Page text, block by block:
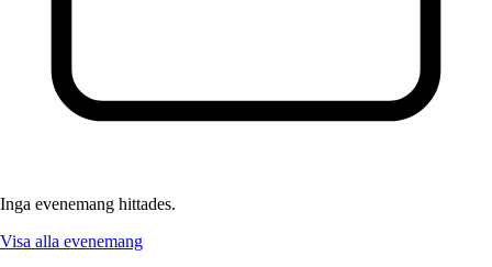
Inga evenemang hittades.
Visa alla evenemang